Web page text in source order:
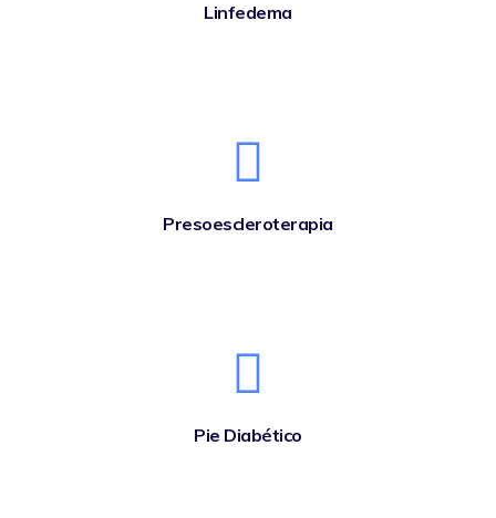
Linfedema
Presoescleroterapia
Pie Diabético